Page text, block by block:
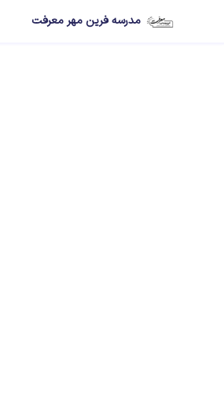
مدرسه فرین مهر معرفت